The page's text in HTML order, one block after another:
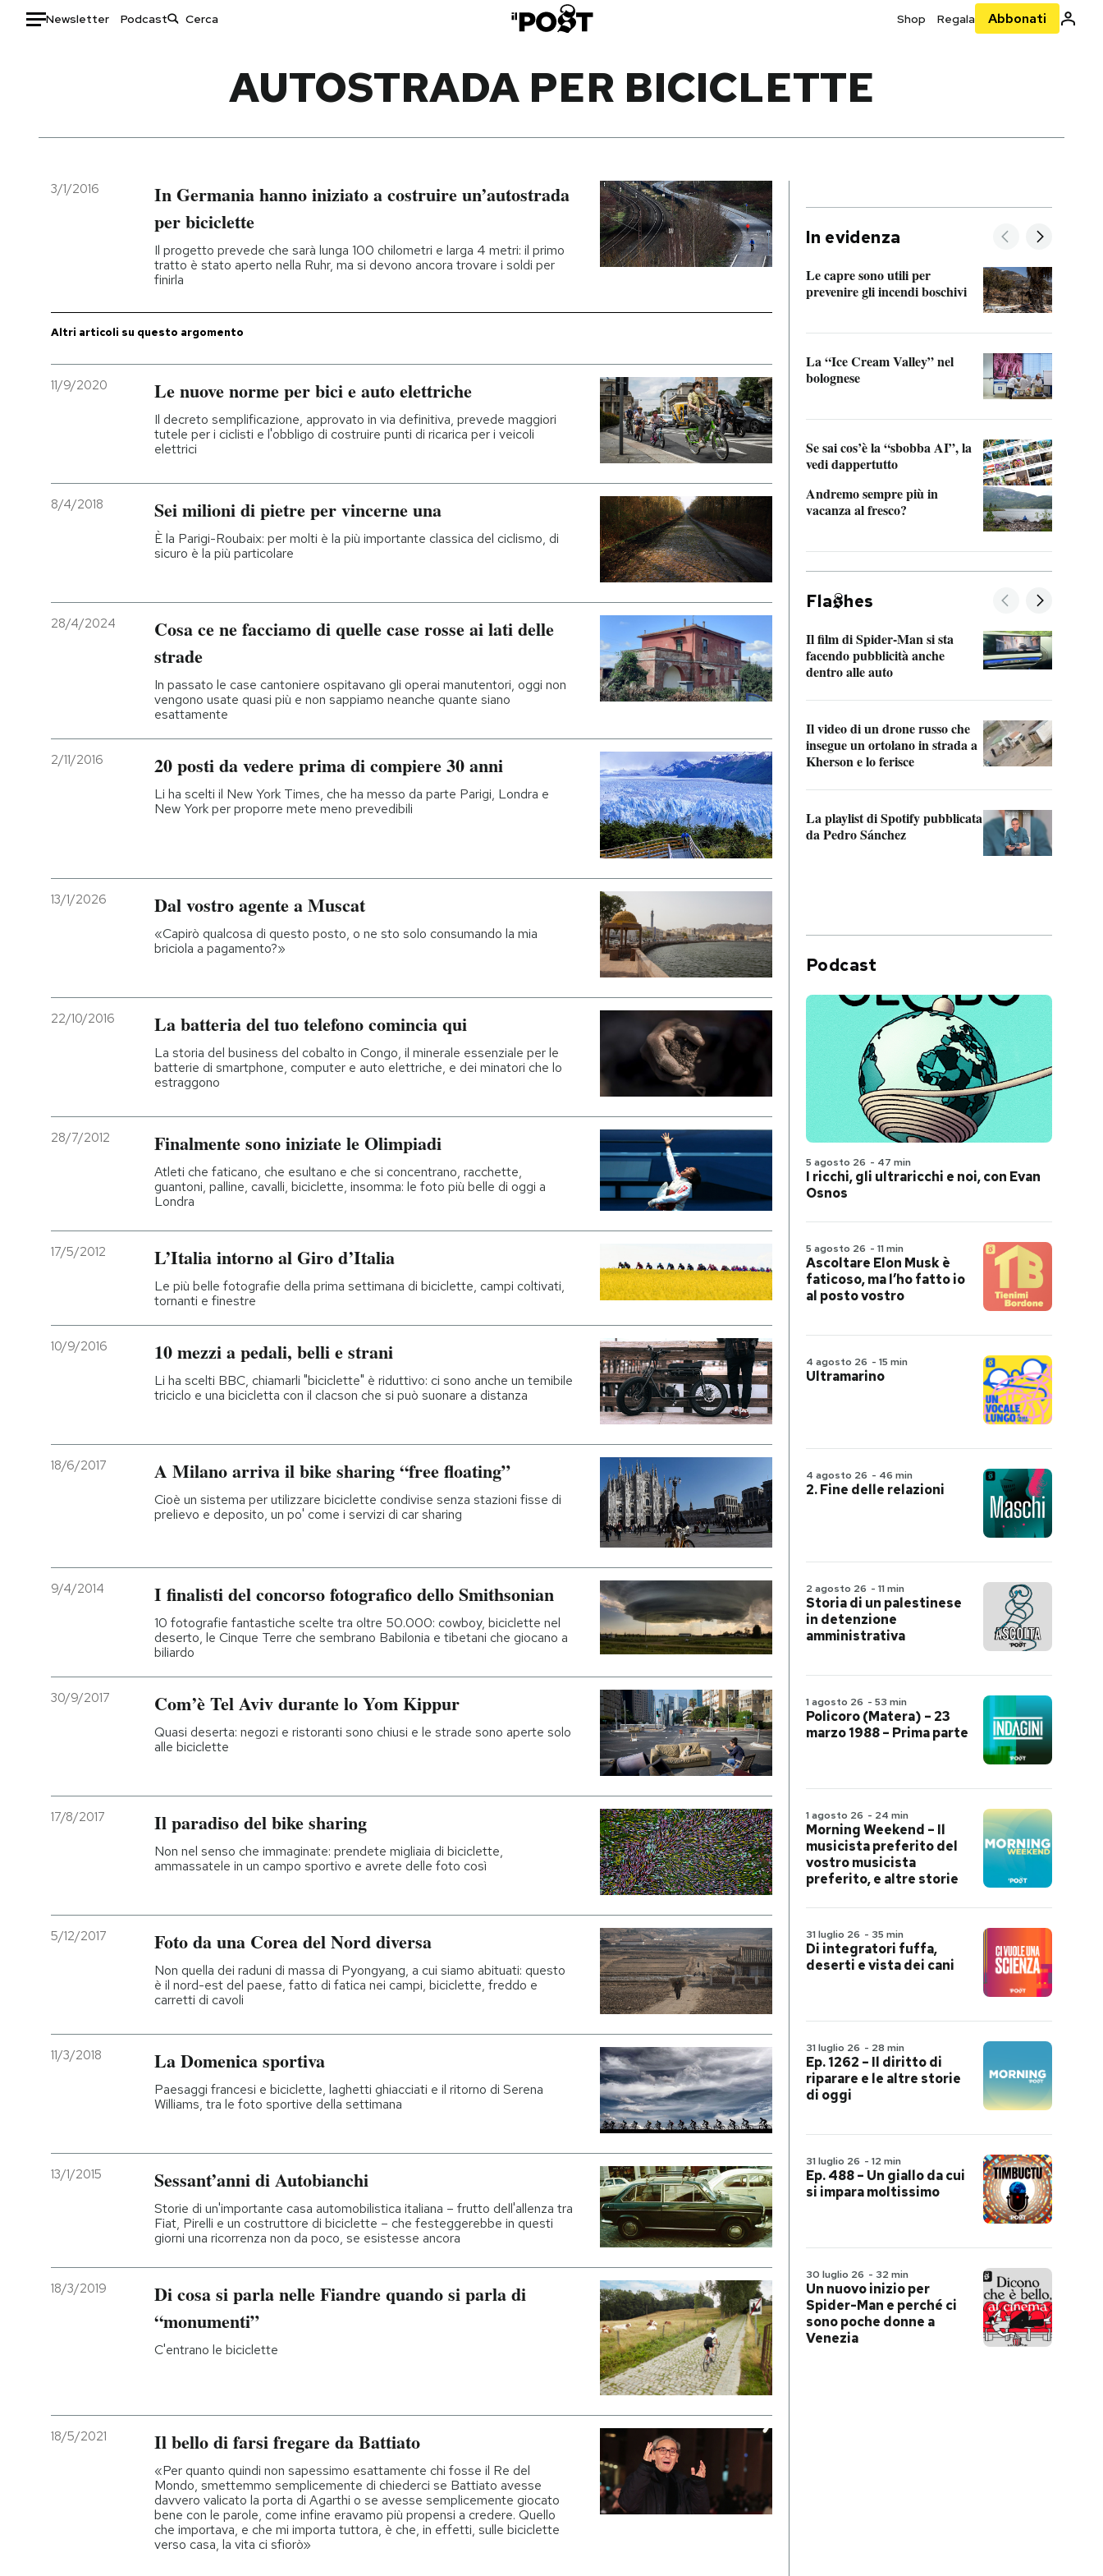
Newsletter Podcast Shop Regala Abbonati
Italia
Politica
Sport
Moda
Ok Boomer!
Media
Mondiali calcio 2026
I MIEI PREFERITI
CALENDARIO
AUTOSTRADA PER BICICLETTE
3/1/2016
In Germania hanno iniziato a costruire un’autostrada
per biciclette
Il progetto prevede che sarà lunga 100 chilometri e larga 4 metri: il primo
tratto è stato aperto nella Ruhr, ma si devono ancora trovare i soldi per
finirla
Altri articoli su questo argomento
11/9/2020 Le nuove norme per bici e auto elettriche
Il decreto semplificazione, approvato in via definitiva, prevede maggiori
tutele per i ciclisti e l'obbligo di costruire punti di ricarica per i veicoli
elettrici
8/4/2018 Sei milioni di pietre per vincerne una
È la Parigi-Roubaix: per molti è la più importante classica del ciclismo, di
sicuro è la più particolare
28/4/2024
Cosa ce ne facciamo di quelle case rosse ai lati delle
strade
In passato le case cantoniere ospitavano gli operai manutentori, oggi non
vengono usate quasi più e non sappiamo neanche quante siano
esattamente
2/11/2016 20 posti da vedere prima di compiere 30 anni
Li ha scelti il New York Times, che ha messo da parte Parigi, Londra e
New York per proporre mete meno prevedibili
13/1/2026 Dal vostro agente a Muscat
«Capirò qualcosa di questo posto, o ne sto solo consumando la mia
briciola a pagamento?»
22/10/2016 La batteria del tuo telefono comincia qui
La storia del business del cobalto in Congo, il minerale essenziale per le
batterie di smartphone, computer e auto elettriche, e dei minatori che lo
estraggono
28/7/2012 Finalmente sono iniziate le Olimpiadi
Atleti che faticano, che esultano e che si concentrano, racchette,
guantoni, palline, cavalli, biciclette, insomma: le foto più belle di oggi a
Londra
17/5/2012 L’Italia intorno al Giro d’Italia
Le più belle fotografie della prima settimana di biciclette, campi coltivati,
tornanti e finestre
10/9/2016 10 mezzi a pedali, belli e strani
Li ha scelti BBC, chiamarli "biciclette" è riduttivo: ci sono anche un temibile
triciclo e una bicicletta con il clacson che si può suonare a distanza
18/6/2017 A Milano arriva il bike sharing “free floating”
Cioè un sistema per utilizzare biciclette condivise senza stazioni fisse di
prelievo e deposito, un po' come i servizi di car sharing
9/4/2014 I finalisti del concorso fotografico dello Smithsonian
10 fotografie fantastiche scelte tra oltre 50.000: cowboy, biciclette nel
deserto, le Cinque Terre che sembrano Babilonia e tibetani che giocano a
biliardo
30/9/2017 Com’è Tel Aviv durante lo Yom Kippur
Quasi deserta: negozi e ristoranti sono chiusi e le strade sono aperte solo
alle biciclette
17/8/2017 Il paradiso del bike sharing
Non nel senso che immaginate: prendete migliaia di biciclette,
ammassatele in un campo sportivo e avrete delle foto così
5/12/2017 Foto da una Corea del Nord diversa
Non quella dei raduni di massa di Pyongyang, a cui siamo abituati: questo
è il nord-est del paese, fatto di fatica nei campi, biciclette, freddo e
carretti di cavoli
11/3/2018 La Domenica sportiva
Paesaggi francesi e biciclette, laghetti ghiacciati e il ritorno di Serena
Williams, tra le foto sportive della settimana
13/1/2015 Sessant’anni di Autobianchi
Storie di un'importante casa automobilistica italiana – frutto dell'allenza tra
Fiat, Pirelli e un costruttore di biciclette – che festeggerebbe in questi
giorni una ricorrenza non da poco, se esistesse ancora
18/3/2019
Di cosa si parla nelle Fiandre quando si parla di
“monumenti”
C'entrano le biciclette
18/5/2021 Il bello di farsi fregare da Battiato
«Per quanto quindi non sapessimo esattamente chi fosse il Re del
Mondo, smettemmo semplicemente di chiederci se Battiato avesse
davvero valicato la porta di Agarthi o se avesse semplicemente giocato
bene con le parole, come infine eravamo più propensi a credere. Quello
che importava, e che mi importa tuttora, è che, in effetti, sulle biciclette
verso casa, la vita ci sfiorò»
In evidenza
Le capre sono utili per
prevenire gli incendi boschivi
La “Ice Cream Valley” nel
bolognese
Se sai cos’è la “sbobba AI”, la
vedi dappertutto
Andremo sempre più in
vacanza al fresco?
Fla hes
Il film di Spider-Man si sta
facendo pubblicità anche
dentro alle auto
Il video di un drone russo che
insegue un ortolano in strada a
Kherson e lo ferisce
La playlist di Spotify pubblicata
da Pedro Sánchez
Podcast
5 agosto 26 - 47 min
I ricchi, gli ultraricchi e noi, con Evan
Osnos
5 agosto 26 - 11 min
Ascoltare Elon Musk è
faticoso, ma l’ho fatto io
al posto vostro
4 agosto 26 - 15 min
Ultramarino
4 agosto 26 - 46 min
2. Fine delle relazioni
2 agosto 26 - 11 min
Storia di un palestinese
in detenzione
amministrativa
1 agosto 26 - 53 min
Policoro (Matera) – 23
marzo 1988 – Prima parte
1 agosto 26 - 24 min
Morning Weekend – Il
musicista preferito del
vostro musicista
preferito, e altre storie
31 luglio 26 - 35 min
Di integratori fuffa,
deserti e vista dei cani
31 luglio 26 - 28 min
Ep. 1262 – Il diritto di
riparare e le altre storie
di oggi
31 luglio 26 - 12 min
Ep. 488 – Un giallo da cui
si impara moltissimo
30 luglio 26 - 32 min
Un nuovo inizio per
Spider-Man e perché ci
sono poche donne a
Venezia